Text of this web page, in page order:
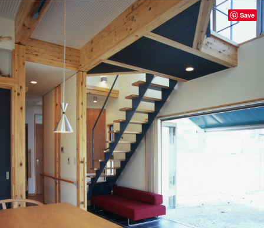
Save